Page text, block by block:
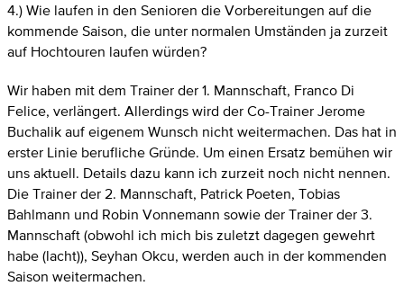
4.) Wie laufen in den Senioren die Vorbereitungen auf die
kommende Saison, die unter normalen Umständen ja zurzeit
auf Hochtouren laufen würden?
Wir haben mit dem Trainer der 1. Mannschaft, Franco Di
Felice, verlängert. Allerdings wird der Co-Trainer Jerome
Buchalik auf eigenem Wunsch nicht weitermachen. Das hat in
erster Linie berufliche Gründe. Um einen Ersatz bemühen wir
uns aktuell. Details dazu kann ich zurzeit noch nicht nennen.
Die Trainer der 2. Mannschaft, Patrick Poeten, Tobias
Bahlmann und Robin Vonnemann sowie der Trainer der 3.
Mannschaft (obwohl ich mich bis zuletzt dagegen gewehrt
habe (lacht)), Seyhan Okcu, werden auch in der kommenden
Saison weitermachen.